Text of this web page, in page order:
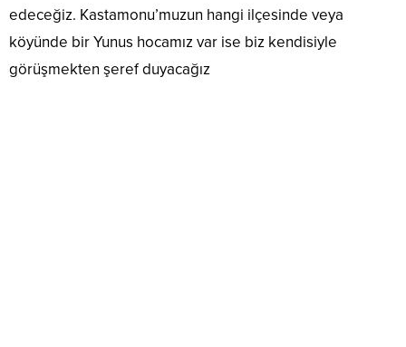
edeceğiz. Kastamonu’muzun hangi ilçesinde veya
köyünde bir Yunus hocamız var ise biz kendisiyle
görüşmekten şeref duyacağız